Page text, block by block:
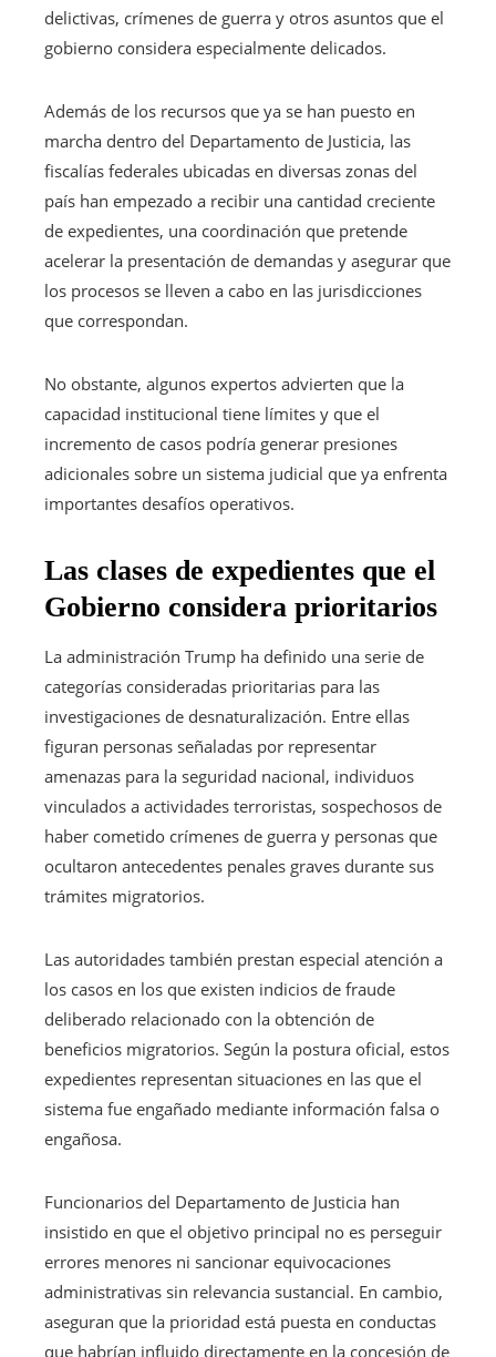
delictivas, crímenes de guerra y otros asuntos que el
gobierno considera especialmente delicados.
Además de los recursos que ya se han puesto en
marcha dentro del Departamento de Justicia, las
fiscalías federales ubicadas en diversas zonas del
país han empezado a recibir una cantidad creciente
de expedientes, una coordinación que pretende
acelerar la presentación de demandas y asegurar que
los procesos se lleven a cabo en las jurisdicciones
que correspondan.
No obstante, algunos expertos advierten que la
capacidad institucional tiene límites y que el
incremento de casos podría generar presiones
adicionales sobre un sistema judicial que ya enfrenta
importantes desafíos operativos.
Las clases de expedientes que el
Gobierno considera prioritarios
La administración Trump ha definido una serie de
categorías consideradas prioritarias para las
investigaciones de desnaturalización. Entre ellas
figuran personas señaladas por representar
amenazas para la seguridad nacional, individuos
vinculados a actividades terroristas, sospechosos de
haber cometido crímenes de guerra y personas que
ocultaron antecedentes penales graves durante sus
trámites migratorios.
Las autoridades también prestan especial atención a
los casos en los que existen indicios de fraude
deliberado relacionado con la obtención de
beneficios migratorios. Según la postura oficial, estos
expedientes representan situaciones en las que el
sistema fue engañado mediante información falsa o
engañosa.
Funcionarios del Departamento de Justicia han
insistido en que el objetivo principal no es perseguir
errores menores ni sancionar equivocaciones
administrativas sin relevancia sustancial. En cambio,
aseguran que la prioridad está puesta en conductas
que habrían influido directamente en la concesión de